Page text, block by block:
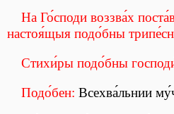
На Го́споди воззва́х
настоя́щыя подо́бны
Стихи́ры подо́бны
Подо́бен: Всехва́льнии